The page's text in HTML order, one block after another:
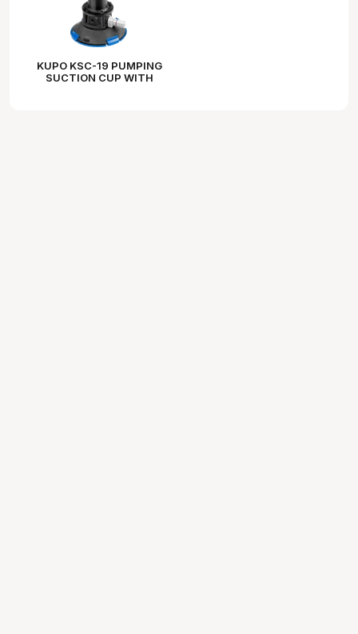
KUPO KSC-19 PUMPING
SUCTION CUP WITH